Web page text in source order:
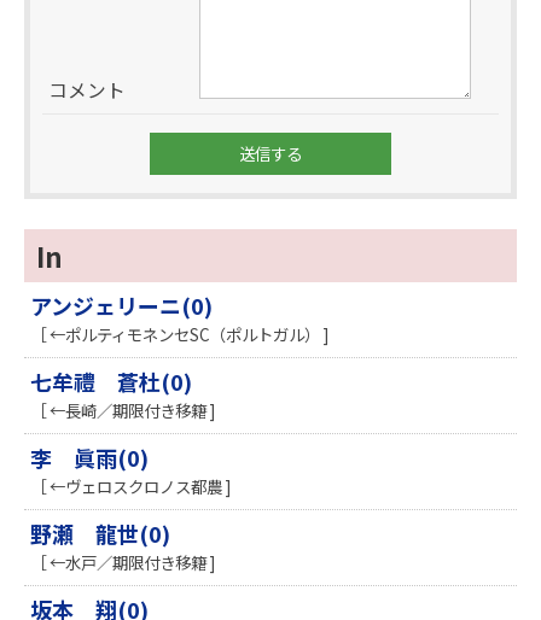
コメント
In
アンジェリーニ(0)
［ ←ポルティモネンセSC（ポルトガル） ]
七牟禮 蒼杜(0)
［ ←長崎／期限付き移籍 ]
李 眞雨(0)
［ ←ヴェロスクロノス都農 ]
野瀬 龍世(0)
［ ←水戸／期限付き移籍 ]
坂本 翔(0)